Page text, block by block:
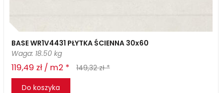
BASE WR1V4431 PŁYTKA ŚCIENNA 30x60
Waga: 18.50 kg
119,49 zł / m2 *
149,32 zł *
Do koszyka